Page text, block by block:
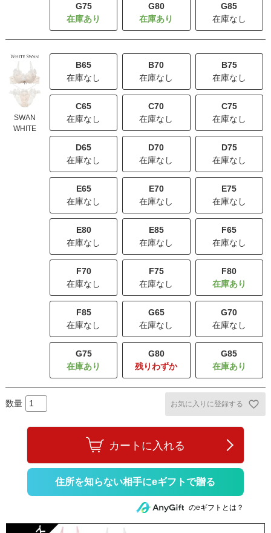
G75 G80
G85
在庫なし
SWAN
WHITE
B65
在庫なし
B70
在庫なし
B75
在庫なし
C65
在庫なし
C70
在庫なし
C75
在庫なし
D65
在庫なし
D70
在庫なし
D75
在庫なし
E65
在庫なし
E70
在庫なし
E75
在庫なし
E80
在庫なし
E85
在庫なし
F65
在庫なし
F70
在庫なし
F75
在庫なし
F80
F85
在庫なし
G65
在庫なし
G70
在庫なし
G75
G80
残りわずか
G85
お気に入りに登録する
カートに入れる
住所を知らない相手にeギフトで贈る
のeギフトとは？